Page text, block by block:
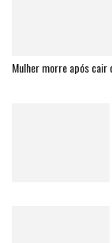
Mulher morre após